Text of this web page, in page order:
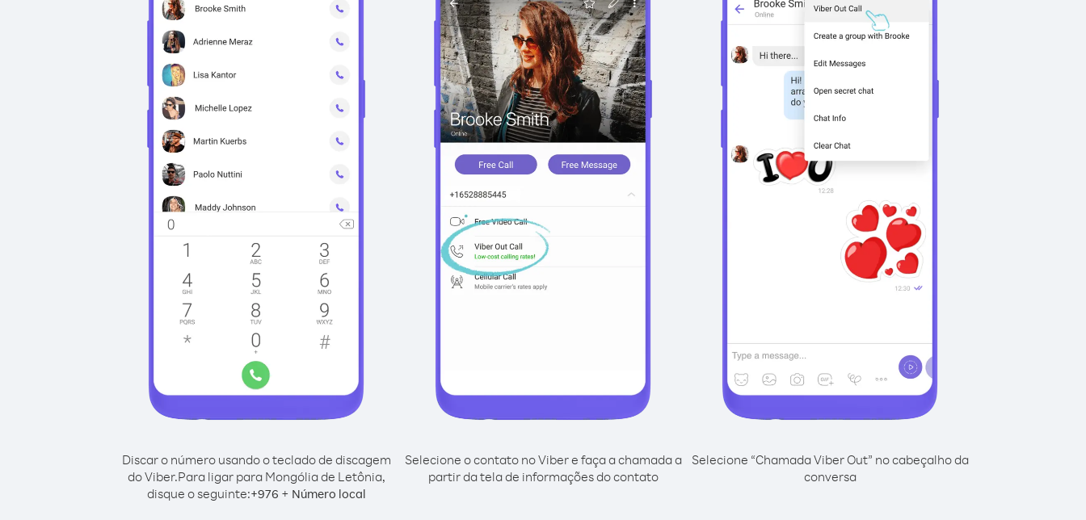
Discar o número usando o teclado de discagem
do Viber.Para ligar para Mongólia de Letônia,
disque o seguinte:+976 + Número local
Selecione o contato no Viber e faça a chamada a
partir da tela de informações do contato
Selecione “Chamada Viber Out” no cabeçalho da
conversa